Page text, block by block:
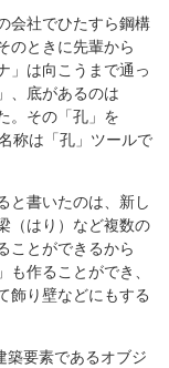
会社でひたすら鋼構
のときに先輩から
」は向こうまで通っ
、底があるのは
。その「孔」を
称は「孔」ツールで
と書いたのは、新し
（はり）など複数の
ことができるから
も作ることができ、
飾り壁などにもする
築要素であるオブジ